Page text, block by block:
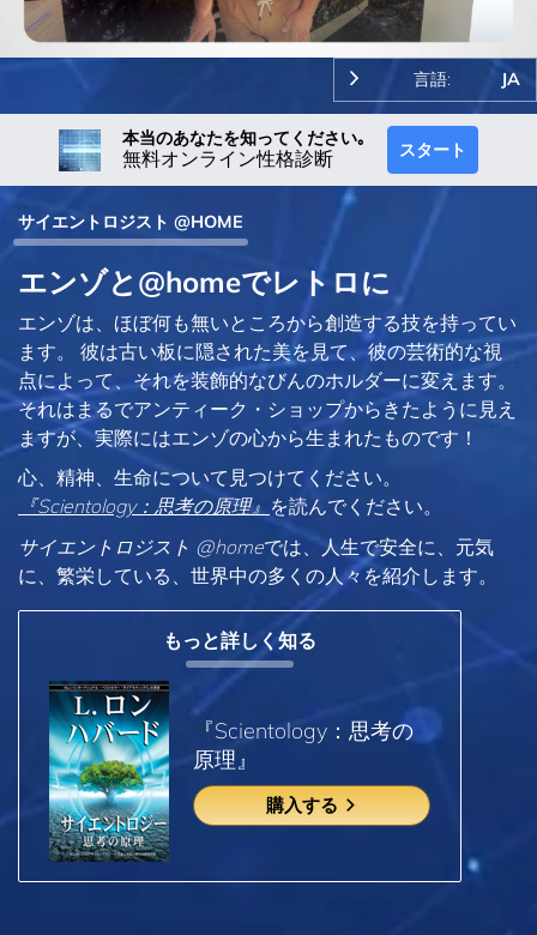
Video
言語: JA
本当のあなたを知ってください｡
無料オンライン性格診断 スタート
サイエントロジスト @HOME
エンゾと@homeでレトロに
エンゾは、ほぼ何も無いところから創造する技を持ってい
ます。 彼は古い板に隠された美を見て、彼の芸術的な視
点によって、それを装飾的なびんのホルダーに変えます。
それはまるでアンティーク・ショップからきたように見え
ますが、実際にはエンゾの心から生まれたものです！
心、精神、生命について見つけてください。
『Scientology：思考の原理』 を読んでください。
サイエントロジスト @homeでは、人生で安全に、元気
に、繁栄している、世界中の多くの人々を紹介します。
もっと詳しく知る
『Scientology：思考の
原理』
購入する